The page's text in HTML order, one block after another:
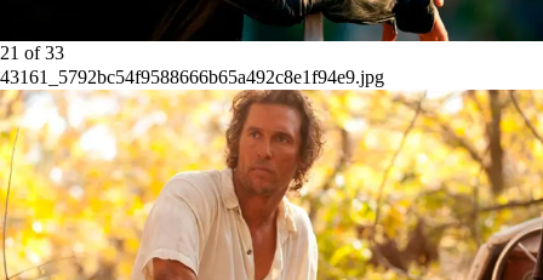
21 of33
43161_5792bc54f9588666b65a492c8e1f94e9.jpg